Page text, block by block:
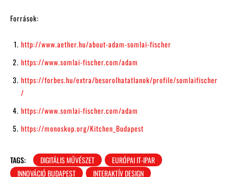
Források:
http://www.aether.hu/about-adam-somlai-fischer
https://www.somlai-fischer.com/adam
https://forbes.hu/extra/besorolhatatlanok/profile/somlaifischer
/
https://www.somlai-fischer.com/adam
https://monoskop.org/Kitchen_Budapest
TAGS: DIGITÁLIS MŰVÉSZET
EURÓPAI IT-IPAR
INNOVÁCIÓ BUDAPEST
INTERAKTÍV DESIGN